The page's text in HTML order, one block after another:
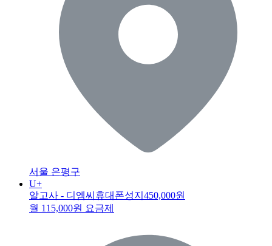
서울 은평구
U+
알고사 - 디엠씨휴대폰성지 450,000원
월 115,000원 요금제